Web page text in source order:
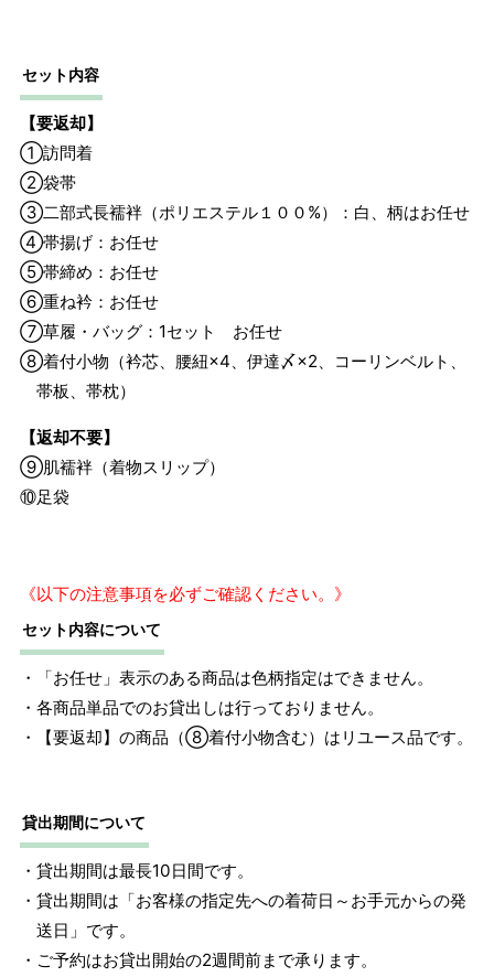
セット内容
【要返却】
①訪問着
②袋帯
③二部式長襦袢（ポリエステル１００%）：白、柄はお任せ
④帯揚げ：お任せ
⑤帯締め：お任せ
⑥重ね衿：お任せ
⑦草履・バッグ：1セット お任せ
⑧着付小物（衿芯、腰紐×4、伊達〆×2、コーリンベルト、
帯板、帯枕）
【返却不要】
⑨肌襦袢（着物スリップ）
⑩足袋
《以下の注意事項を必ずご確認ください。》
セット内容について
・「お任せ」表示のある商品は色柄指定はできません。
・各商品単品でのお貸出しは行っておりません。
・【要返却】の商品（⑧着付小物含む）はリユース品です。
貸出期間について
・貸出期間は最長10日間です。
・貸出期間は「お客様の指定先への着荷日～お手元からの発
送日」です。
・ご予約はお貸出開始の2週間前まで承ります。